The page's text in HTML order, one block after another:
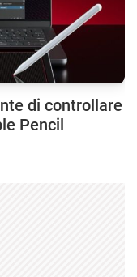
di controllare
Pencil